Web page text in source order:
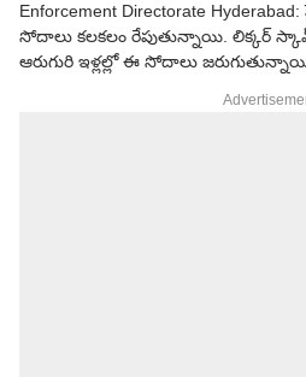
Enforcement Directorate
సోదాలు కలకలం రేపుతున్నాయి. లిక్కర్
ఆరుగురి ఇళ్లల్లో ఈ సోదాలు